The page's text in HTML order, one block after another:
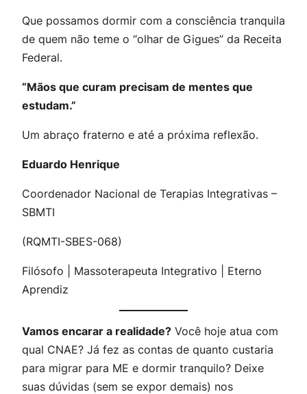
Que possamos dormir com a consciência tranquila
de quem não teme o “olhar de Gigues” da Receita
Federal.
“Mãos que curam precisam de mentes que
estudam.”
Um abraço fraterno e até a próxima reflexão.
Eduardo Henrique
Coordenador Nacional de Terapias Integrativas –
SBMTI
(RQMTI-SBES-068)
Filósofo | Massoterapeuta Integrativo | Eterno
Aprendiz
Vamos encarar a realidade? Você hoje atua com
qual CNAE? Já fez as contas de quanto custaria
para migrar para ME e dormir tranquilo? Deixe
suas dúvidas (sem se expor demais) nos